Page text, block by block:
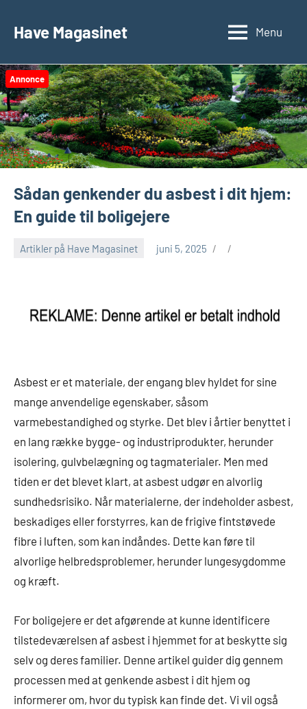
Have Magasinet Menu
Annonce
Sådan genkender du asbest i dit hjem:
En guide til boligejere
Artikler på Have Magasinet juni 5, 2025
Asbest er et materiale, der engang blev hyldet for sine
mange anvendelige egenskaber, såsom
varmebestandighed og styrke. Det blev i årtier benyttet i
en lang række bygge- og industriprodukter, herunder
isolering, gulvbelægning og tagmaterialer. Men med
tiden er det blevet klart, at asbest udgør en alvorlig
sundhedsrisiko. Når materialerne, der indeholder asbest,
beskadiges eller forstyrres, kan de frigive fintstøvede
fibre i luften, som kan indåndes. Dette kan føre til
alvorlige helbredsproblemer, herunder lungesygdomme
og kræft.
For boligejere er det afgørende at kunne identificere
tilstedeværelsen af asbest i hjemmet for at beskytte sig
selv og deres familier. Denne artikel guider dig gennem
processen med at genkende asbest i dit hjem og
informerer om, hvor du typisk kan finde det. Vi vil også